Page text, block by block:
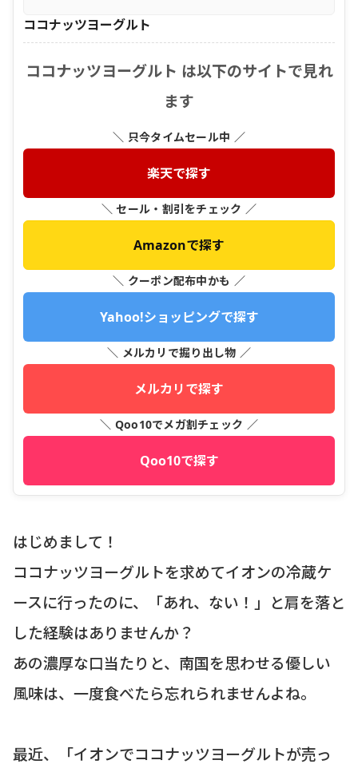
ココナッツヨーグルト
ココナッツヨーグルト は以下のサイトで見れ
ます
＼ 只今タイムセール中 ／
楽天で探す
＼ セール・割引をチェック ／
Amazonで探す
＼ クーポン配布中かも ／
Yahoo!ショッピングで探す
＼ メルカリで掘り出し物 ／
メルカリで探す
＼ Qoo10でメガ割チェック ／
Qoo10で探す
はじめまして！
ココナッツヨーグルトを求めてイオンの冷蔵ケ
ースに行ったのに、「あれ、ない！」と肩を落と
した経験はありませんか？
あの濃厚な口当たりと、南国を思わせる優しい
風味は、一度食べたら忘れられませんよね。
最近、「イオンでココナッツヨーグルトが売っ